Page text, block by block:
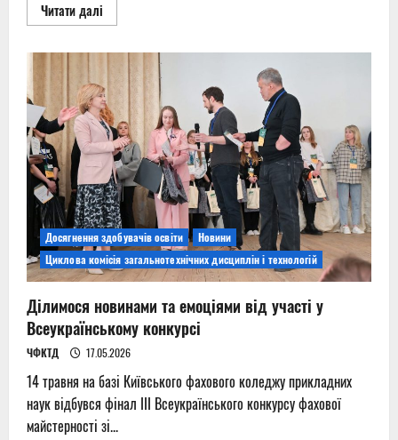
Читати далі
more
викладачів
Фаховому
методичному
обʼєднанні
Досягнення здобувачів освіти
Новини
Циклова комісія загальнотехнічних дисциплін і технологій
Ділимося новинами та емоціями від участі у
Всеукраїнському конкурсі
ЧФКТД 17.05.2026
14 травня на базі Київського фахового коледжу прикладних
наук відбувся фінал ІІІ Всеукраїнського конкурсу фахової
майстерності зі...